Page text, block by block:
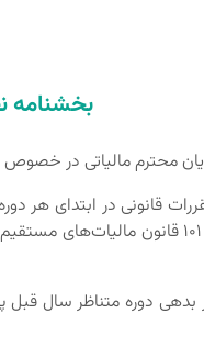
بخشنامه نحوه
محاسبات کسر از حد مجاز ماده 6 قانون
شده باشد یا 5 برابر معافیت
بدهی دوره متناظر سال